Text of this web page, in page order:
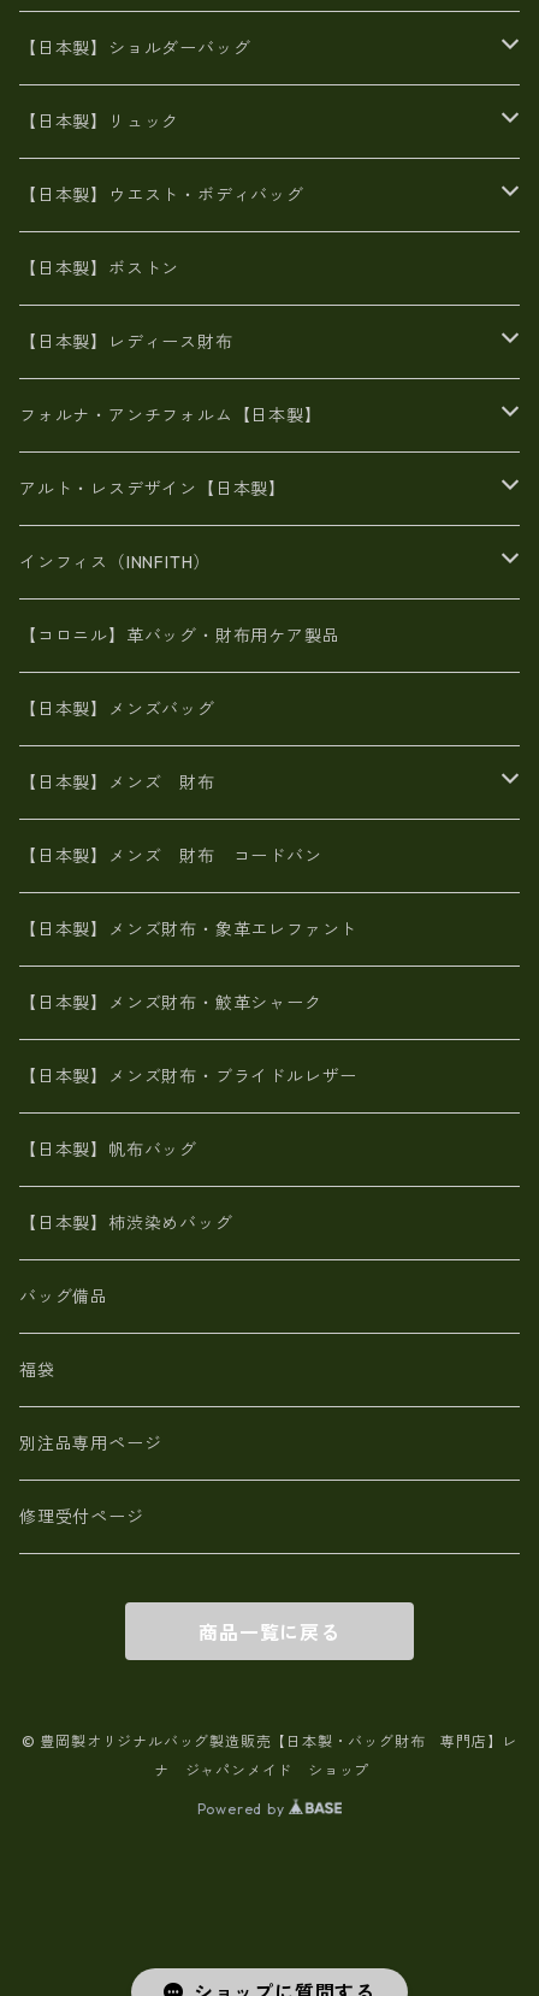
牛革製品トート・ショルダー
牛革製品リュック
火山灰染めバッグ
8号帆布
豊岡製
ヌメ革バッグ
Ａ3サイズ
オイルレザー
エナメル
がま口
リネン
メタリック
スエード
【日本製】ショルダーバッグ
漂流ロープバッグ
6号蝋引き帆布
火山灰染めバッグ
8号帆布
財布ポシェット
牛革
メタリック
オイルレザー
６号蝋引き帆布
豊岡製品
エナメルクロコ
がま口
斜め掛け
【日本製】リュック
帆布
豊岡
豊岡製
牛革
日本製
【日本製】ウエスト・ボディバッグ
帆布
【日本製】ボストン
【日本製】レディース財布
二つ折り財布
がま口財布
スペインレザー
メタリック
長財布
スペインレザー
佐賀牛革
革友禅染め
ポーテッド
L字ファスナー財布
スペインレザー
革友禅染め
メタリック
ポーチ
ヌメ革
革友禅染め
財布ショルダー
ヌメ革
がま口財布
革友禅染め
山羊革
火山灰染め
名刺入れ・キーケース、他
フォルナ・アンチフォルム【日本製】
BAG
財布・小物
アルト・レスデザイン【日本製】
BAG
財布・小物
インフィス（INNFITH）
BAG
財布・小物
【コロニル】革バッグ・財布用ケア製品
【日本製】メンズバッグ
【日本製】メンズ 財布
象革エレファント【日本製】メンズ 財布
鮫革シャーク【日本製】メンズ 財布
ブライドルレザー【日本製】メンズ 財布
MAISON de HIROAN 【日本製】メンズ 財布
栃木レザー 【日本製】メンズ 財布
革小物・財布【日本製】メンズ レディース
【日本製】メンズ 財布 アザラシ革(シールスキン)
【日本製】メンズ 財布 コードバン
【日本製】メンズ財布・象革エレファント
【日本製】メンズ財布・鮫革シャーク
【日本製】メンズ財布・ブライドルレザー
【日本製】帆布バッグ
【日本製】柿渋染めバッグ
バッグ備品
福袋
別注品専用ページ
修理受付ページ
商品一覧に戻る
© 豊岡製オリジナルバッグ製造販売【日本製・バッグ財布 専門店】レ
ナ ジャパンメイド ショップ
Powered by